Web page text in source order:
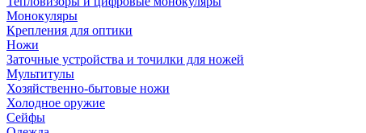
Монокуляры
Крепления для оптики
Ножи
Заточные устройства и точилки для ножей
Мультитулы
Хозяйственно-бытовые ножи
Холодное оружие
Сейфы